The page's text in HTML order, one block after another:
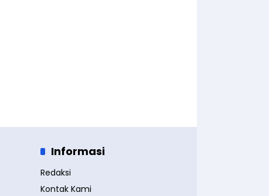
Informasi
Redaksi
Kontak Kami